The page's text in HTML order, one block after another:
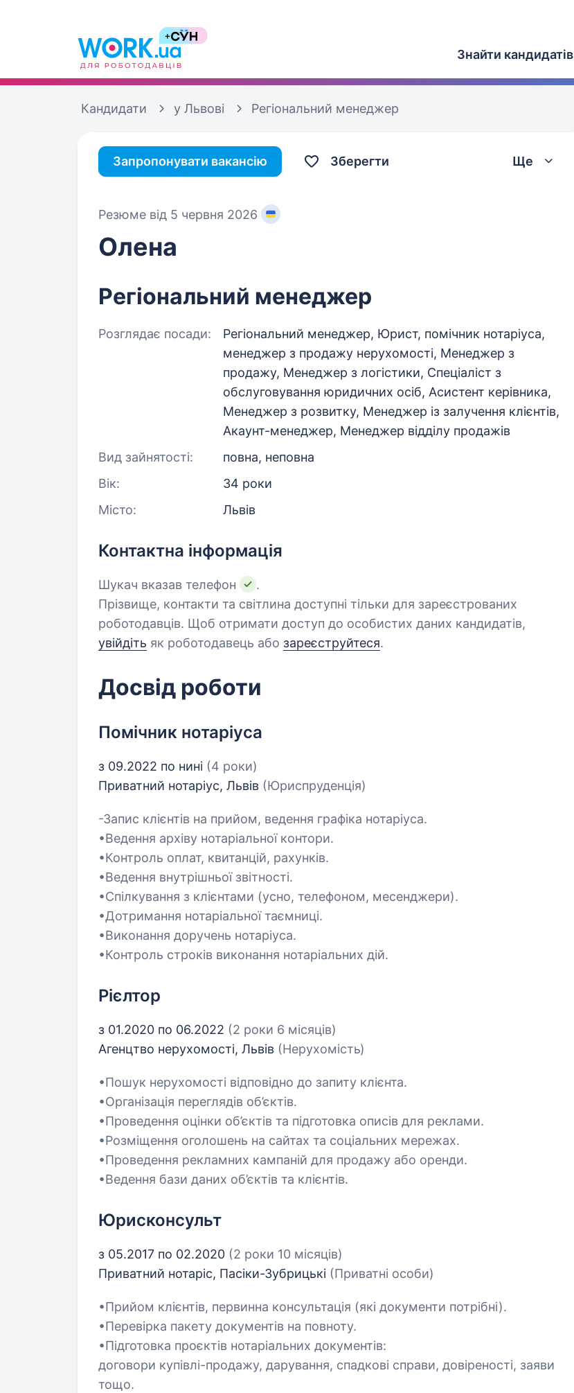
Знайти кандидатів
Кандидати у Львові Регіональний менеджер
Запропонувати вакансію Зберегти Ще
Резюме від 5 червня 2026
Олена
Регіональний менеджер
Розглядає посади:
Регіональний менеджер, Юрист, помічник нотаріуса,
менеджер з продажу нерухомості, Менеджер з
продажу, Менеджер з логістики, Спеціаліст з
обслуговування юридичних осіб, Асистент керівника,
Менеджер з розвитку, Менеджер із залучення клієнтів,
Акаунт-менеджер, Менеджер відділу продажів
Вид зайнятості:
повна, неповна
Вік:
34 роки
Місто:
Львів
Контактна інформація
Шукач вказав телефон
.
Прізвище, контакти та світлина доступні тільки для зареєстрованих
роботодавців. Щоб отримати доступ до особистих даних кандидатів,
увійдіть як роботодавець або зареєструйтеся.
Досвід роботи
Помічник нотаріуса
з 09.2022 по нині (4 роки)
Приватний нотаріус, Львів (Юриспруденція)
-Запис клієнтів на прийом, ведення графіка нотаріуса.
•Ведення архіву нотаріальної контори.
•Контроль оплат, квитанцій, рахунків.
•Ведення внутрішньої звітності.
•Спілкування з клієнтами (усно, телефоном, месенджери).
•Дотримання нотаріальної таємниці.
•Виконання доручень нотаріуса.
•Контроль строків виконання нотаріальних дій.
Рієлтор
з 01.2020 по 06.2022 (2 роки 6 місяців)
Агенцтво нерухомості, Львів (Нерухомість)
•Пошук нерухомості відповідно до запиту клієнта.
•Організація переглядів об’єктів.
•Проведення оцінки об’єктів та підготовка описів для реклами.
•Розміщення оголошень на сайтах та соціальних мережах.
•Проведення рекламних кампаній для продажу або оренди.
•Ведення бази даних об’єктів та клієнтів.
Юрисконсульт
з 05.2017 по 02.2020 (2 роки 10 місяців)
Приватний нотаріс, Пасіки-Зубрицькі (Приватні особи)
•Прийом клієнтів, первинна консультація (які документи потрібні).
•Перевірка пакету документів на повноту.
•Підготовка проєктів нотаріальних документів:
договори купівлі-продажу, дарування, спадкові справи, довіреності, заяви
тощо.